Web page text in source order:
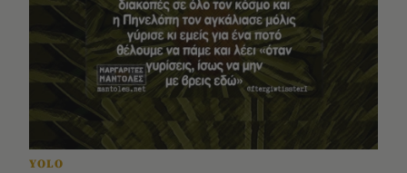
YOLO